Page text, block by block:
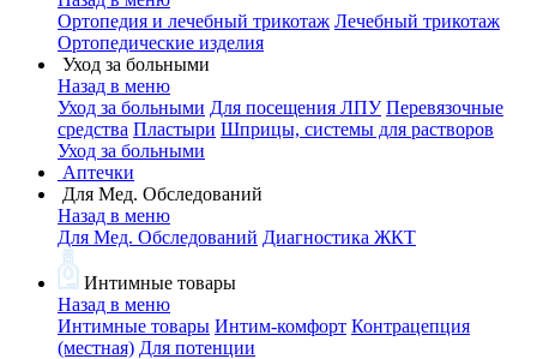
Ортопедия и лечебный трикотаж Лечебный трикотаж
Ортопедические изделия
Уход за больными
Назад в меню
Уход за больными Для посещения ЛПУ Перевязочные
средства Пластыри Шприцы, системы для растворов
Уход за больными
Аптечки
Для Мед. Обследований
Назад в меню
Для Мед. Обследований Диагностика ЖКТ
Интимные товары
Назад в меню
Интимные товары Интим-комфорт Контрацепция
(местная) Для потенции